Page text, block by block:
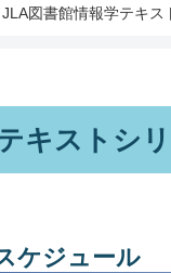
JLA図書館情報学テキ
キストシ
ケジュール